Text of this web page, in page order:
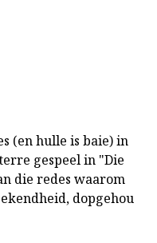
(en hulle is baie) in
gespeel in "Die
die redes waarom
dopgehou